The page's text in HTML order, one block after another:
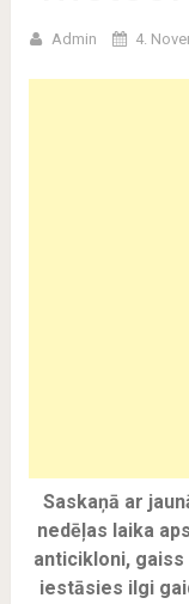
Admin 4.
Saskaņā ar
nedēļas laika
anticikloni,
iestāsies ilgi